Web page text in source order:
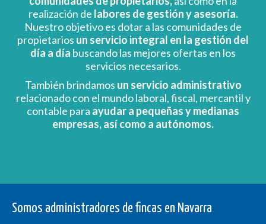
realización de labores de gestión y asesoría.
Nuestro objetivo es dotar a las comunidades de
propietarios un servicio integral en la gestión del
día a día buscando las mejores ofertas en los
servicios necesarios.
También brindamos un servicio administrativo
relacionado con el mundo laboral, fiscal, mercantil y
contable para ayudar a pequeñas y medianas
empresas, así como a autónomos.
Somos administradores de fincas en Navarra